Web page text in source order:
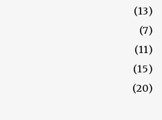
(13)
(7)
(11)
(15)
(20)